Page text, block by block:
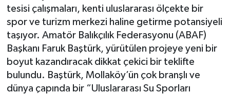
tesisi çalışmaları, kenti uluslararası ölçekte bir
spor ve turizm merkezi haline getirme potansiyeli
taşıyor. Amatör Balıkçılık Federasyonu (ABAF)
Başkanı Faruk Baştürk, yürütülen projeye yeni bir
boyut kazandıracak dikkat çekici bir teklifte
bulundu. Baştürk, Mollaköy’ün çok branşlı ve
dünya çapında bir “Uluslararası Su Sporları